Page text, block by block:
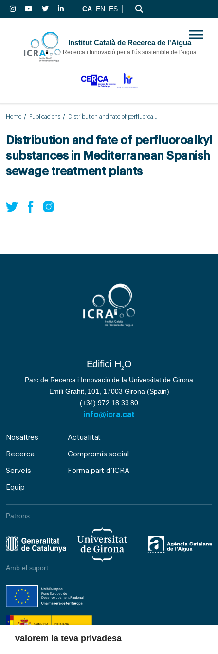
CA EN ES
Institut Català de Recerca de l'Aigua
Recerca i Innovació per a l'ús sostenible de l'aigua
Home Publicacions
Distribution and fate of perfluoroalkyl
substances in Mediterranean Spanish
sewage treatment plants
Edifici H2O
Parc de Recerca i Innovació de la Universitat de Girona
Emili Grahit, 101, 17003 Girona (Spain)
(+34) 972 18 33 80
info@icra.cat
Nosaltres
Recerca
Serveis
Equip
Actualitat
Compromís social
Forma part d’ICRA
Patrons
Amb el suport
Valorem la teva privadesa